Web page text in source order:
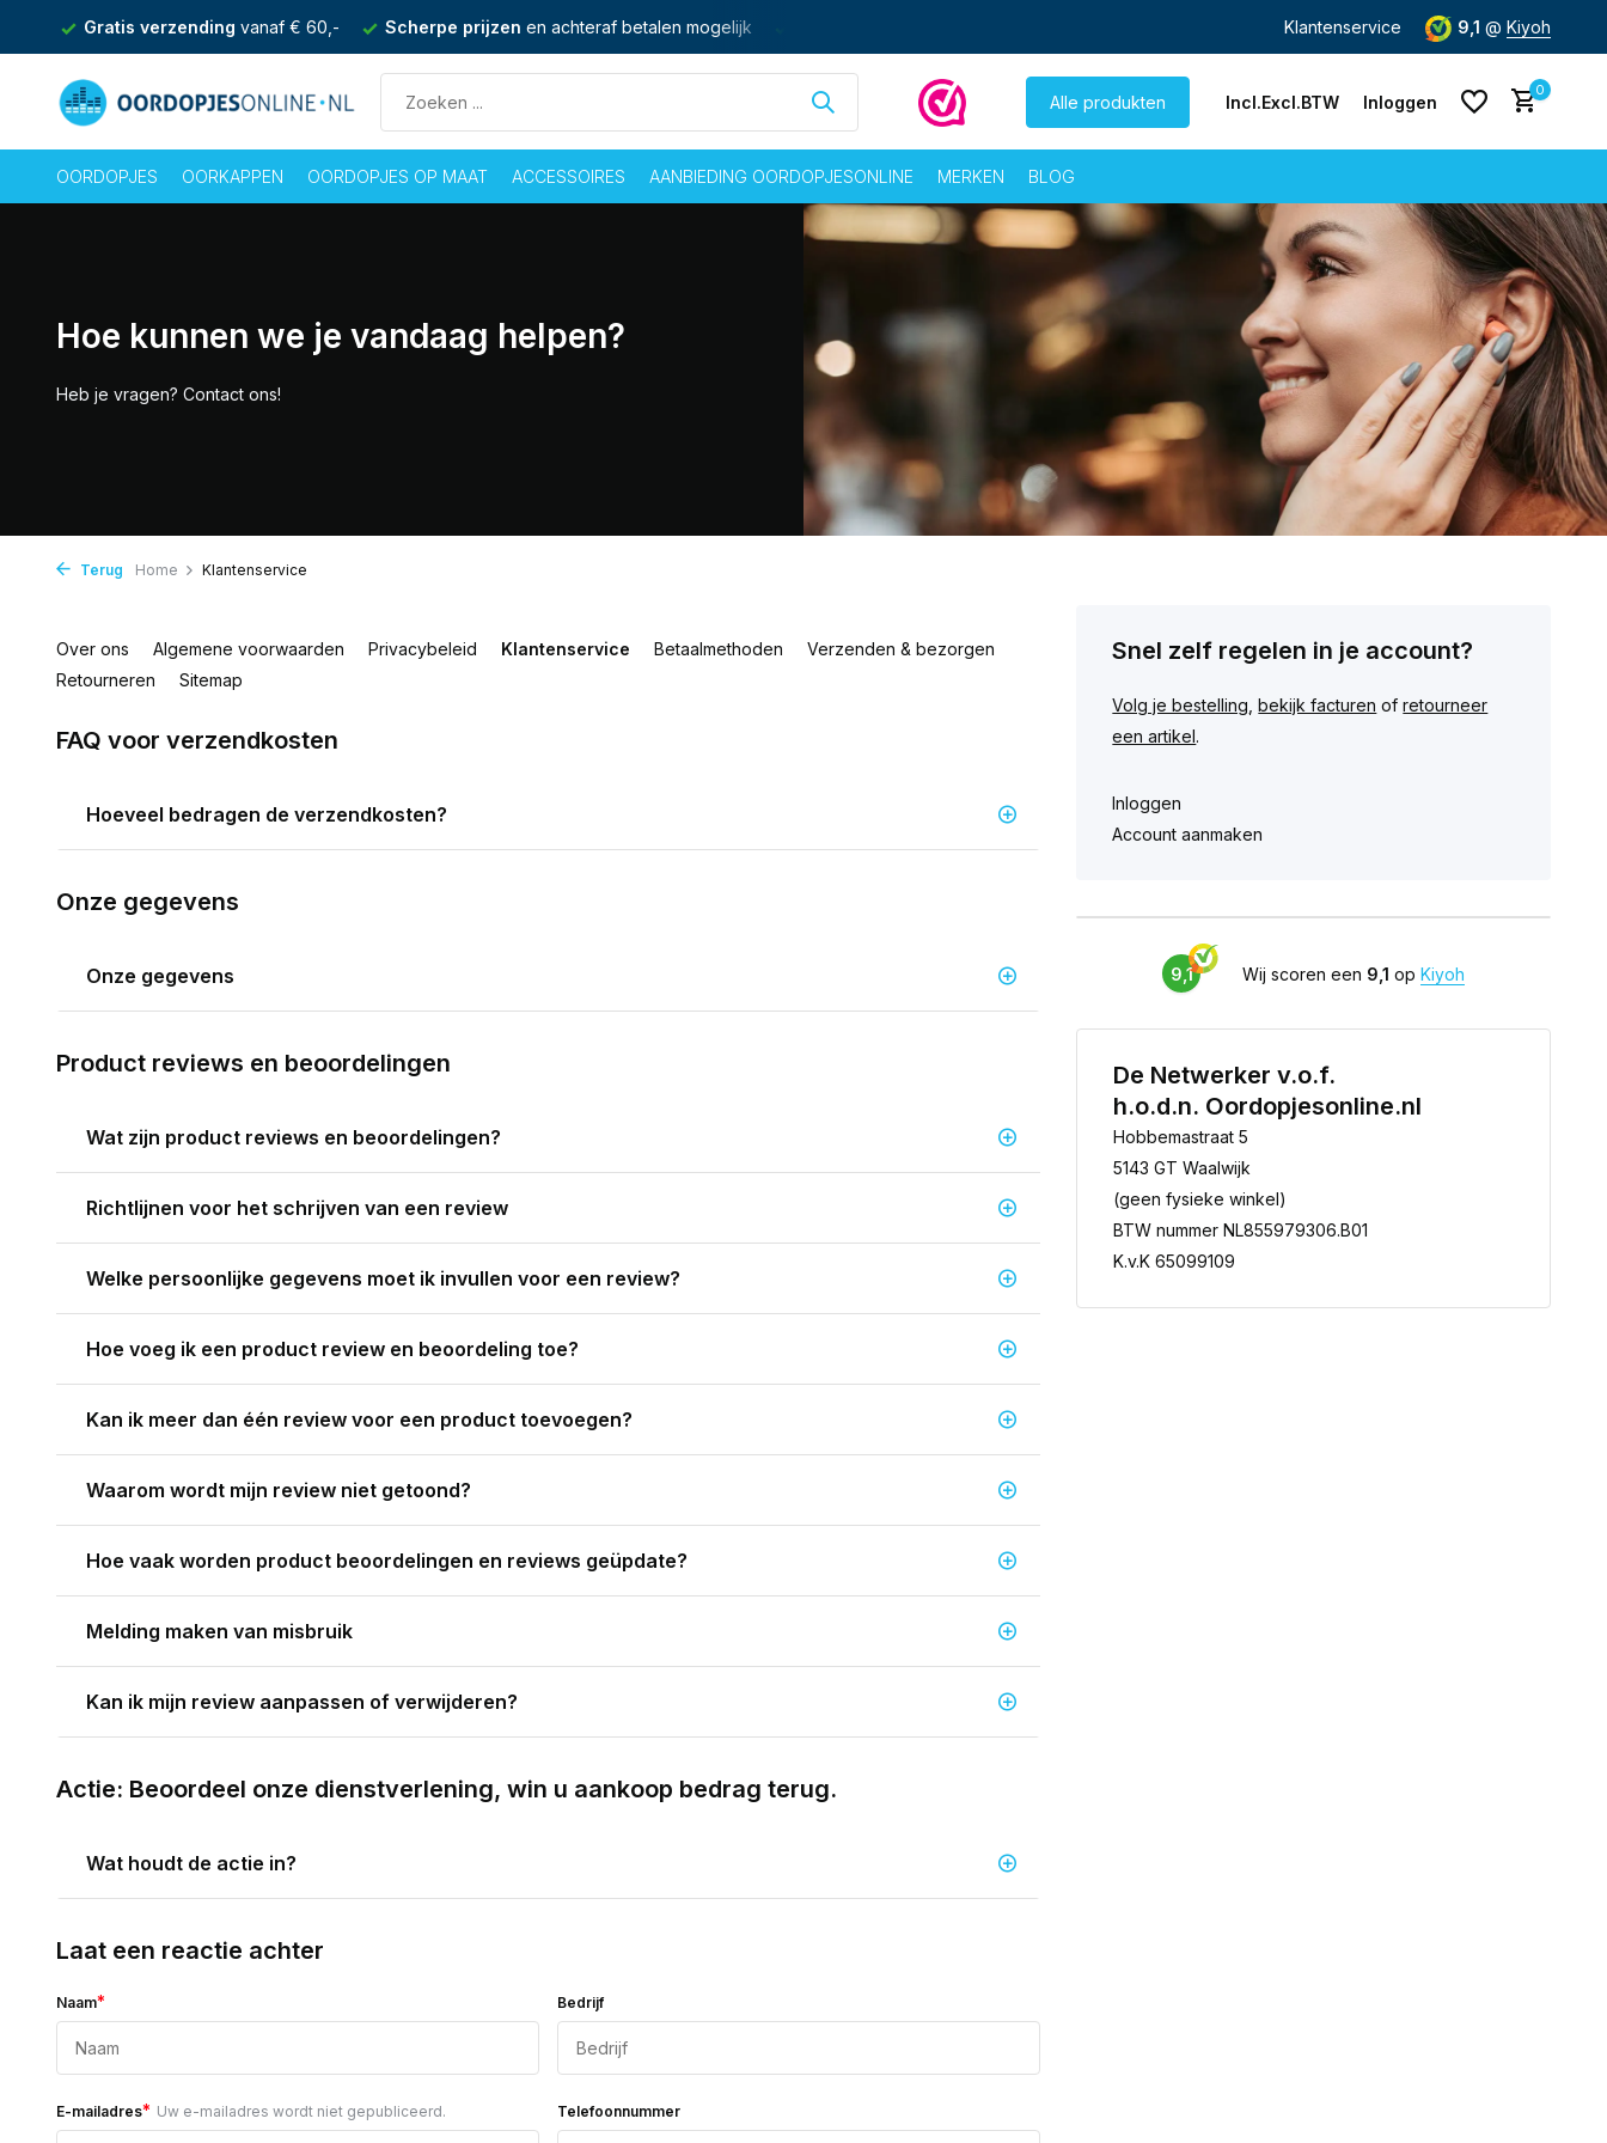
Gratis verzending vanaf € 60,- Scherpe prijzen en achteraf betalen mogelijk Gratis verzending vanaf € 60,-
Klantenservice 9,1 @ Kiyoh
Alle produkten Incl.Excl.BTW Inloggen
Account aanmaken
Account aanmaken
0
OORDOPJES OORKAPPEN OORDOPJES OP MAAT ACCESSOIRES AANBIEDING OORDOPJESONLINE MERKEN BLOG
Hoe kunnen we je vandaag helpen?
Heb je vragen? Contact ons!
Terug Home Klantenservice
Over ons Algemene voorwaarden Privacybeleid Klantenservice Betaalmethoden
Verzenden & bezorgen
Retourneren
Sitemap
FAQ voor verzendkosten
Hoeveel bedragen de verzendkosten?
Onze gegevens
Onze gegevens
Product reviews en beoordelingen
Wat zijn product reviews en beoordelingen?
Richtlijnen voor het schrijven van een review
Welke persoonlijke gegevens moet ik invullen voor een review?
Hoe voeg ik een product review en beoordeling toe?
Kan ik meer dan één review voor een product toevoegen?
Waarom wordt mijn review niet getoond?
Hoe vaak worden product beoordelingen en reviews geüpdate?
Melding maken van misbruik
Kan ik mijn review aanpassen of verwijderen?
Actie: Beoordeel onze dienstverlening, win u aankoop bedrag terug.
Wat houdt de actie in?
Laat een reactie achter
Naam* Bedrijf
E-mailadres* Uw e-mailadres wordt niet gepubliceerd. Telefoonnummer
Snel zelf regelen in je account?
Volg je bestelling ,bekijk facturen ofretourneer
een artikel.
Inloggen
Account aanmaken
9,1 Wij scoren een 9,1opKiyoh
De Netwerker v.o.f.
h.o.d.n. Oordopjesonline.nl
Hobbemastraat 5
5143 GT Waalwijk
(geen fysieke winkel)
BTW nummer NL855979306.B01
K.v.K 65099109